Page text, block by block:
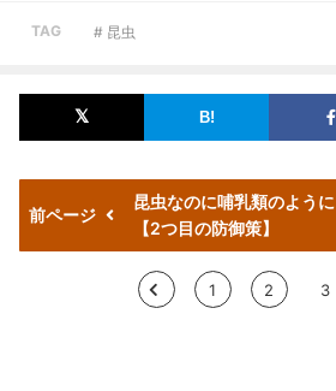
TAG # 昆虫
前ページ
昆虫なのに哺乳類のよう
【2つ目の防御策】
< 1 2 3